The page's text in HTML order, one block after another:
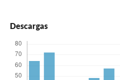
Descargas